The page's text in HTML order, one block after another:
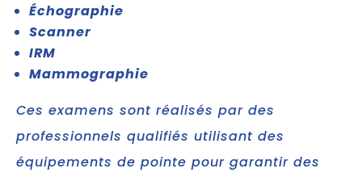
Échographie
Scanner
IRM
Mammographie
Ces examens sont réalisés par des
professionnels qualifiés utilisant des
équipements de pointe pour garantir des